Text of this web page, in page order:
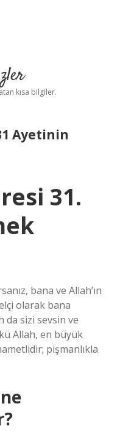
kısa bilgiler.
Ayetinin
31.
bana ve Allah’ın
olarak bana
da sizi sevsin ve
Allah, en büyük
pişmanlıkla